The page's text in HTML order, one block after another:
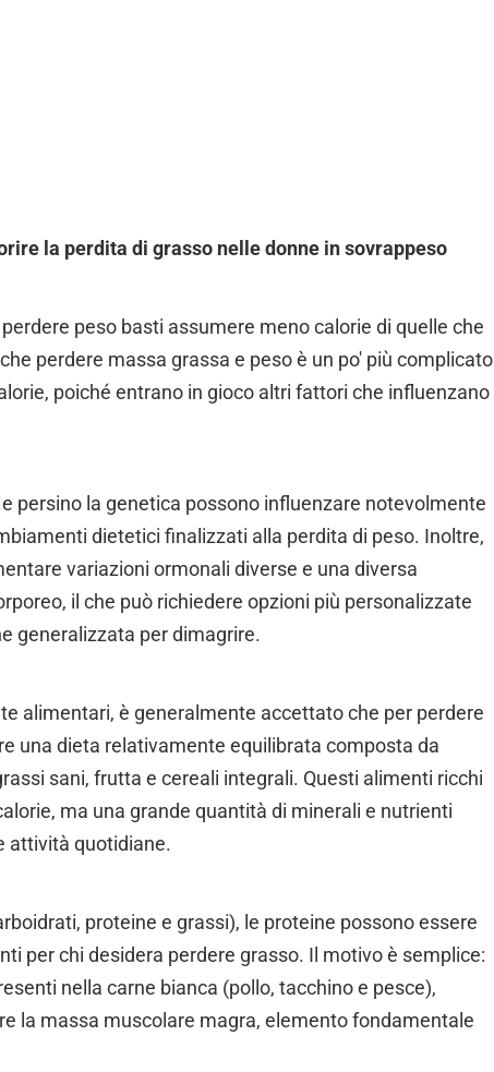
la perdita di grasso nelle donne in sovrappeso
peso basti assumere meno calorie di quelle che
perdere massa grassa e peso è un po' più complicato
poiché entrano in gioco altri fattori che influenzano
persino la genetica possono influenzare notevolmente
dietetici finalizzati alla perdita di peso. Inoltre,
variazioni ormonali diverse e una diversa
il che può richiedere opzioni più personalizzate
generalizzata per dimagrire.
alimentari, è generalmente accettato che per perdere
una dieta relativamente equilibrata composta da
sani, frutta e cereali integrali. Questi alimenti ricchi
ma una grande quantità di minerali e nutrienti
attività quotidiane.
proteine e grassi), le proteine possono essere
per chi desidera perdere grasso. Il motivo è semplice:
nella carne bianca (pollo, tacchino e pesce),
la massa muscolare magra, elemento fondamentale